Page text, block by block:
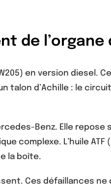
de l’organe
en version diesel.
talon d’Achille : le
Benz. Elle repose
complexe. L’huile ATF
la boîte.
Ces défaillances ne